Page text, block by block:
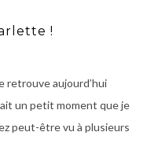
!
retrouve aujourd’hui
un petit moment que je
peut-être vu à plusieurs